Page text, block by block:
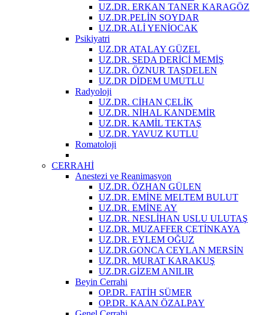
UZ.DR. ERKAN TANER KARAGÖZ
UZ.DR.PELİN SOYDAR
UZ.DR.ALİ YENİOCAK
Psikiyatri
UZ.DR ATALAY GÜZEL
UZ.DR. SEDA DERİCİ MEMİŞ
UZ.DR. ÖZNUR TAŞDELEN
UZ.DR DİDEM UMUTLU
Radyoloji
UZ.DR. CİHAN ÇELİK
UZ.DR. NİHAL KANDEMİR
UZ.DR. KAMİL TEKTAŞ
UZ.DR. YAVUZ KUTLU
Romatoloji
CERRAHİ
Anestezi ve Reanimasyon
UZ.DR. ÖZHAN GÜLEN
UZ.DR. EMİNE MELTEM BULUT
UZ.DR. EMİNE AY
UZ.DR. NESLİHAN USLU ULUTAŞ
UZ.DR. MUZAFFER ÇETİNKAYA
UZ.DR. EYLEM OĞUZ
UZ.DR.GONCA CEYLAN MERSİN
UZ.DR. MURAT KARAKUŞ
UZ.DR.GİZEM ANILIR
Beyin Cerrahi
OP.DR. FATİH SÜMER
OP.DR. KAAN ÖZALPAY